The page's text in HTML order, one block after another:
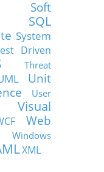
Soft
SQL
System
Driven
Threat
Unit
User
Visual
Web
Windows
XML